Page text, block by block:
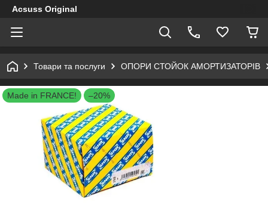
Acsuss Original
Товари та послуги ОПОРИ СТОЙОК АМОРТИЗАТОРІВ
Made in FRANCE! –20%